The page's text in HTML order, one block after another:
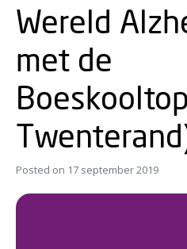
Wereld
met de
Posted on 17 september 2019